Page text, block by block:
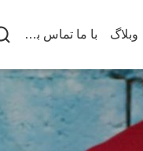
وبلاگ با ما تماس بگیرید